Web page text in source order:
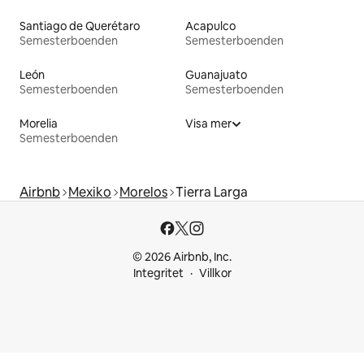
Santiago de Querétaro
Semesterboenden
Acapulco
Semesterboenden
León
Semesterboenden
Guanajuato
Semesterboenden
Morelia
Semesterboenden
Visa mer
Airbnb Mexiko Morelos Tierra Larga
© 2026 Airbnb, Inc.
Integritet
Villkor